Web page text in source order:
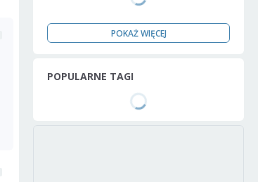
POKAŻ WIĘCEJ
POPULARNE TAGI